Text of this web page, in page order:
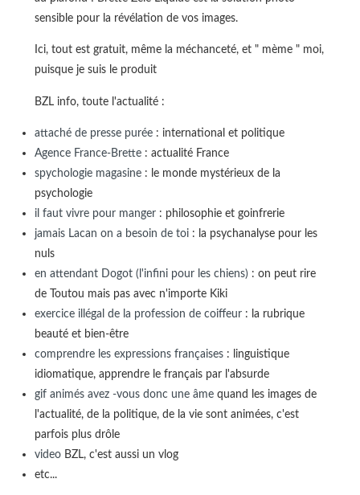
sensible pour la révélation de vos images.
Ici, tout est gratuit, même la méchanceté, et " mème " moi,
puisque je suis le produit
BZL info, toute l'actualité :
attaché de presse purée: international et politique
Agence France-Brette: actualité France
spychologie magasine: le monde mystérieux de la
psychologie
il faut vivre pour manger: philosophie et goinfrerie
jamais Lacan on a besoin de toi: la psychanalyse pour les
nuls
en attendant Dogot (l'infini pour les chiens): on peut rire
de Toutou mais pas avec n'importe Kiki
exercice illégal de la profession de coiffeur: la rubrique
beauté et bien-être
comprendre les expressions françaises: linguistique
idiomatique, apprendre le français par l'absurde
gif animés avez -vous donc une âmequand les images de
l'actualité, de la politique, de la vie sont animées, c'est
parfois plus drôle
videoBZL, c'est aussi un vlog
etc...